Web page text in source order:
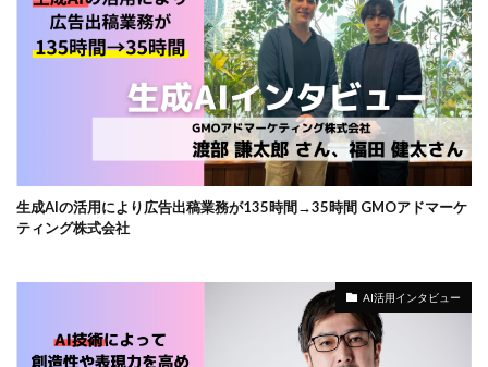
生成AIの活用により広告出稿業務が135時間→35時間 GMOアドマーケ
ティング株式会社
AI活用インタビュー